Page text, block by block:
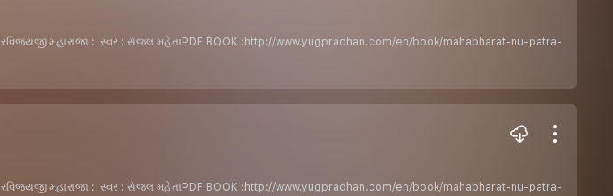
મહારાજા : સ્વર : સેજલ મહેતાPDF BOOK :http://www.yugpradhan.com/en/book/mahabharat-nu-patra-
મહારાજા : સ્વર : સેજલ મહેતાPDF BOOK :http://www.yugpradhan.com/en/book/mahabharat-nu-patra-